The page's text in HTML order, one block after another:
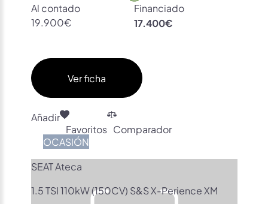
Al contado
19.900€
Financiado
17.400€
Ver ficha
Añadir
Favoritos Comparador
OCASIÓN
SEAT Ateca
1.5 TSI 110kW (150CV) S&S X-Perience XM